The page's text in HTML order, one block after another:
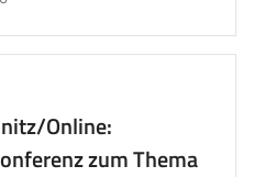
Online:
zum Thema